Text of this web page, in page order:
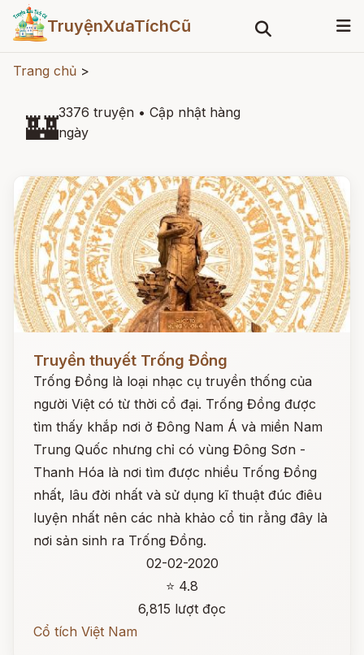
TruyệnXưaTíchCũ
Trang chủ >
🏰3376 truyện • Cập nhật hàng
ngày
Đọc ngay
Truyền thuyết Trống Đồng
Trống Đồng là loại nhạc cụ truyền thống của
người Việt có từ thời cổ đại. Trống Đồng được
tìm thấy khắp nơi ở Đông Nam Á và miền Nam
Trung Quốc nhưng chỉ có vùng Đông Sơn -
Thanh Hóa là nơi tìm được nhiều Trống Đồng
nhất, lâu đời nhất và sử dụng kĩ thuật đúc điêu
luyện nhất nên các nhà khảo cổ tin rằng đây là
nơi sản sinh ra Trống Đồng.
02-02-2020
⭐ 4.8
6,815 lượt đọc
Cổ tích Việt Nam